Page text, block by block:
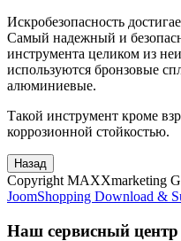
Искробезопасность
Самый надежный и
инструмента целиком из
используются бронзовые
алюминиевые.
Такой инструмент кроме
коррозионной стойкостью.
Copyright MAXXmarketing
JoomShopping Download &
Наш сервисный центр